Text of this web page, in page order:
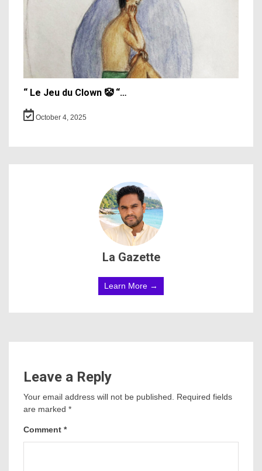
“ Le Jeu du Clown 🤡 “…
October 4, 2025
La Gazette
Learn More →
Leave a Reply
Your email address will not be published.
Required fields
are marked *
Comment *